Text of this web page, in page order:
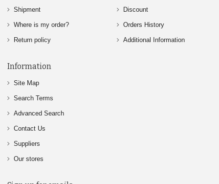
Shipment
Where is my order?
Return policy
Discount
Orders History
Additional Information
Information
Site Map
Search Terms
Advanced Search
Contact Us
Suppliers
Our stores